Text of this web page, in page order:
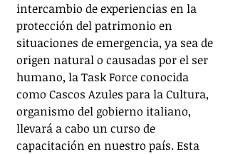
intercambio de experiencias en la
protección del patrimonio en
situaciones de emergencia, ya sea de
origen natural o causadas por el ser
humano, la Task Force conocida
como Cascos Azules para la Cultura,
organismo del gobierno italiano,
llevará a cabo un curso de
capacitación en nuestro país. Esta